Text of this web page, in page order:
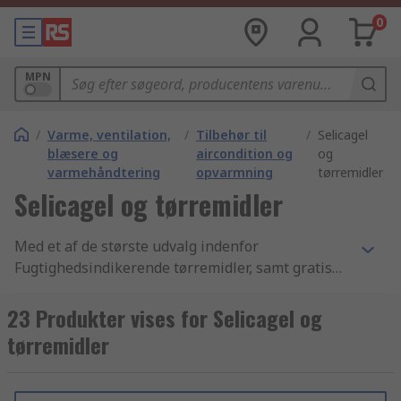
0
MPN
/ Varme, ventilation,
blæsere og
varmehåndtering
/ Tilbehør til
aircondition og
opvarmning
/ Selicagel
og
tørremidler
Selicagel og tørremidler
Med et af de største udvalg indenfor
Fugtighedsindikerende tørremidler, samt gratis
ventilation, blæsere og varmehåndtering artikler
og komponenter, for ikke at nævne en
betryggende forpligtigelse til kvalitet, er det intet
verden handler online hos RS.
23 Produkter vises for Selicagel og
tørremidler